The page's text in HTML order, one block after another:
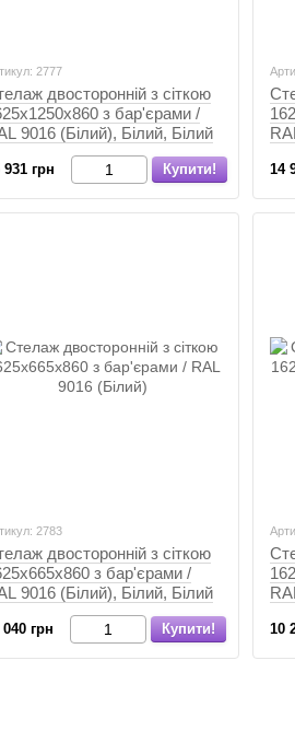
2777
двосторонній з сіткою
з бар'єрами /
9016 (Білий), Білий, Білий
931 грн Купити! 14
2783
двосторонній з сіткою
з бар'єрами /
9016 (Білий), Білий, Білий
040 грн Купити! 10